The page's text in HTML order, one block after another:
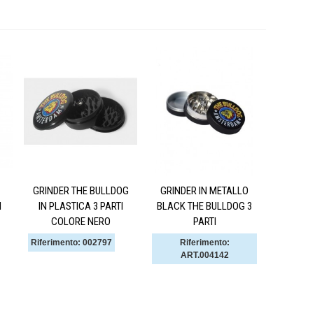
GRINDER THE BULLDOG
IN PLASTICA 3 PARTI
COLORE NERO
Riferimento: 002797
GRINDER IN METALLO
BLACK THE BULLDOG 3
PARTI
Riferimento:
ART.004142